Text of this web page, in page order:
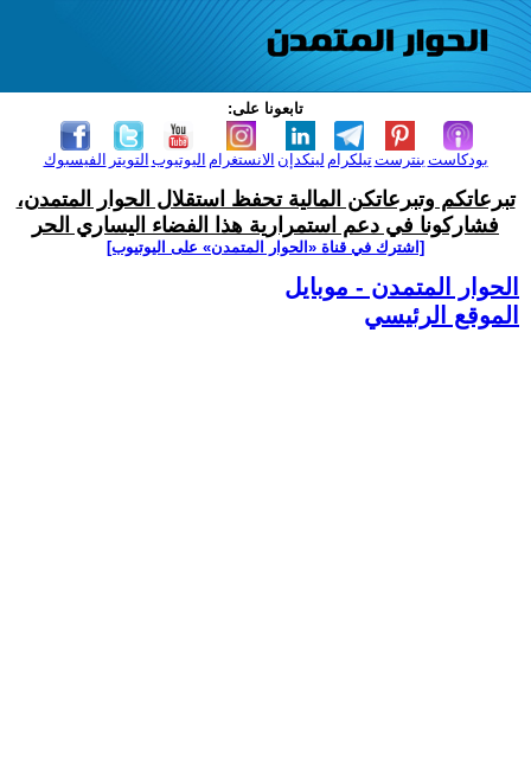
تابعونا على:
الفيسبوك التويتر اليوتيوب الانستغرام لينكدإن تيلكرامبنترست بودكاست
تبرعاتكم وتبرعاتكن المالية تحفظ استقلال الحوار المتمدن،
فشاركونا في دعم استمرارية هذا الفضاء اليساري الحر
[اشترك في قناة ‫«الحوار المتمدن» على اليوتيوب]
الحوار المتمدن - موبايل
الموقع الرئيسي